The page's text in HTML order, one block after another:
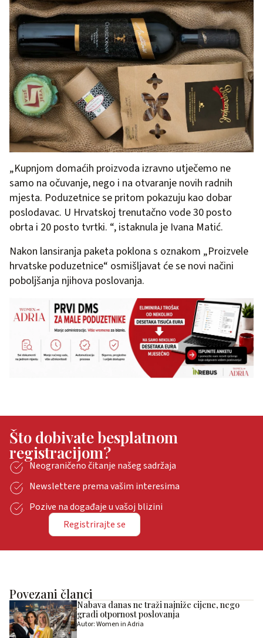
„Kupnjom domaćih proizvoda izravno utječemo ne
samo na očuvanje, nego i na otvaranje novih radnih
mjesta. Poduzetnice se pritom pokazuju kao dobar
poslodavac. U Hrvatskoj trenutačno vode 30 posto
obrta i 20 posto tvrtki. “, istaknula je Ivana Matić.
Nakon lansiranja paketa poklona s oznakom „Proizvele
hrvatske poduzetnice“ osmišljavat će se novi načini
poboljšanja njihova poslovanja.
Što dobivate besplatnom
registracijom?
Neograničeno čitanje našeg sadržaja
Newslettere prema vašim interesima
Pozive na događaje u vašoj blizini
Registrirajte se
Povezani članci
Nabava danas ne traži najniže cijene, nego
gradi otpornost poslovanja
Autor: Women in Adria